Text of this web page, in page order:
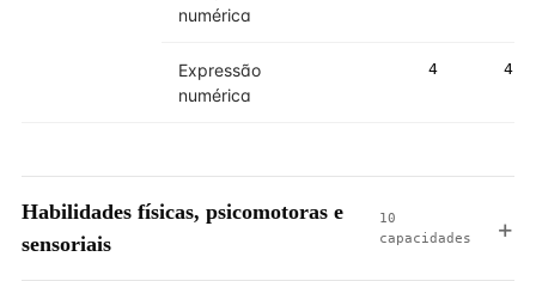
numérica
Expressão
numérica
4 4
Habilidades físicas, psicomotoras e
sensoriais
10
capacidades